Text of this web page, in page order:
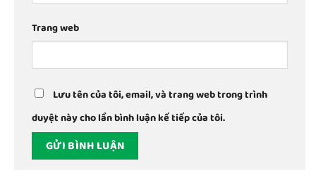
Trang web
Lưu tên của tôi, email, và trang web trong trình
duyệt này cho lần bình luận kế tiếp của tôi.